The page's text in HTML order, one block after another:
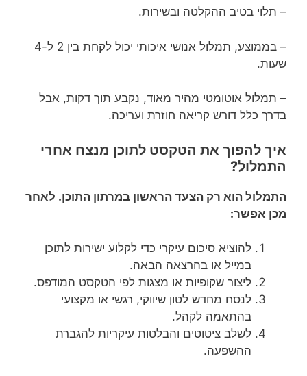
– תלוי בטיב ההקלטה ובשירות.
– בממוצע, תמלול אנושי איכותי יכול לקחת בין 2 ל-4
שעות.
– תמלול אוטומטי מהיר מאוד, נקבע תוך דקות, אבל
בדרך כלל דורש קריאה חוזרת ועריכה.
איך להפוך את הטקסט לתוכן מנצח אחרי
התמלול?
התמלול הוא רק הצעד הראשון במרתון התוכן. לאחר
מכן אפשר:
להוציא סיכום עיקרי כדי לקלוע ישירות לתוכן
במייל או בהרצאה הבאה.
ליצור שקופיות או מצגות לפי הטקסט המודפס.
לנסח מחדש לטון שיווקי, רגשי או מקצועי
בהתאמה לקהל.
לשלב ציטוטים והבלטות עיקריות להגברת
ההשפעה.